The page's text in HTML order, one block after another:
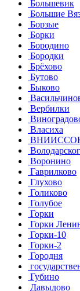
Большевик
Большие
Борзые
Борки
Бородино
Бородки
Брёхово
Бутово
Быково
Вербилки
Власиха
Воронино
Гаврилково
Глухово
Голиково
Голубое
Горки
Горки
Горки-10
Горки-2
Городня
Губино
Давыдово